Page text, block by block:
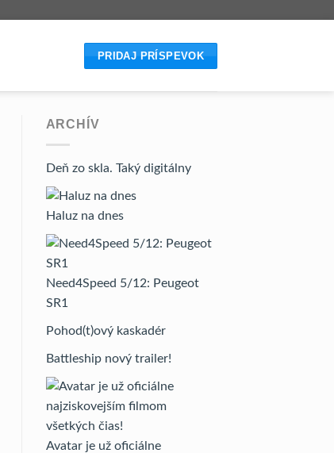
PRIDAJ PRÍSPEVOK
ARCHÍV
Deň zo skla. Taký digitálny
Haluz na dnes
Need4Speed 5/12: Peugeot
SR1
Pohod(t)ový kaskadér
Battleship nový trailer!
Avatar je už oficiálne